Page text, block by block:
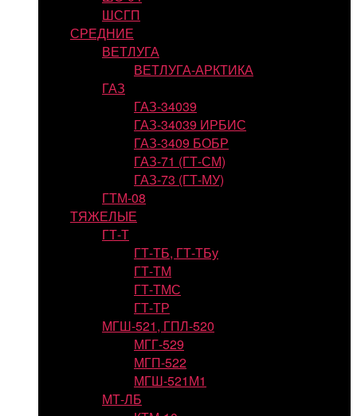
ШСГП
СРЕДНИЕ
ВЕТЛУГА
ВЕТЛУГА-АРКТИКА
ГАЗ
ГАЗ-34039
ГАЗ-34039 ИРБИС
ГАЗ-3409 БОБР
ГАЗ-71 (ГТ-СМ)
ГАЗ-73 (ГТ-МУ)
ГТМ-08
ТЯЖЕЛЫЕ
ГТ-Т
ГТ-ТБ, ГТ-ТБу
ГТ-ТМ
ГТ-ТМС
ГТ-ТР
МГШ-521, ГПЛ-520
МГГ-529
МГП-522
МГШ-521М1
МТ-ЛБ